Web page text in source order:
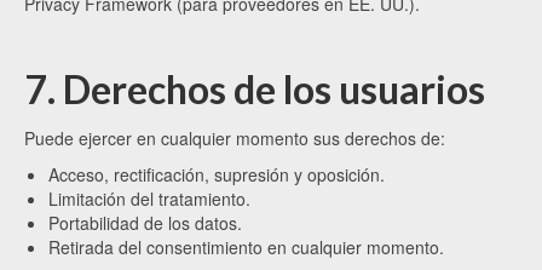
7. Derechos de los usuarios
Puede ejercer en cualquier momento sus derechos de:
Acceso, rectificación, supresión y oposición.
Limitación del tratamiento.
Portabilidad de los datos.
Retirada del consentimiento en cualquier momento.